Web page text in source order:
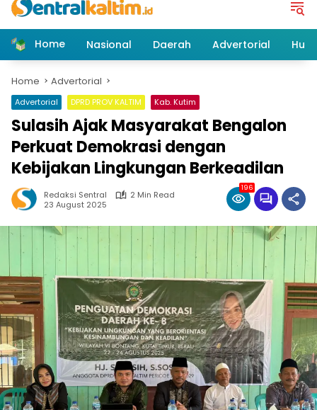
Home Nasional Daerah Advertorial
Home Advertorial
Advertorial DPRD PROV KALTIM Kab. Kutim
Sulasih Ajak Masyarakat Bengalon
Perkuat Demokrasi dengan
Kebijakan Lingkungan Berkeadilan
Redaksi Sentral
2 Min Read
23 August 2025
196